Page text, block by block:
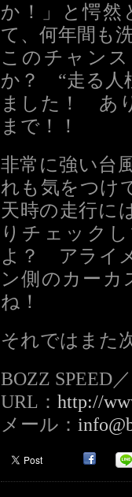
か！」と愕然
て、何年間も
このチャン
か？ “走る人
ました！ あ
まで！！
非常に強い台
れも気をつけ
天時の走行に
りチェック
よ？ アライ
ン側のカー
ね！
それではまた
BOZZ SPEED
URL： http://
メール：